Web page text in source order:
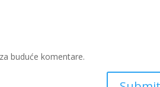
buduće komentare.